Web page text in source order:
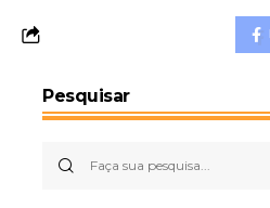
Pesquisar